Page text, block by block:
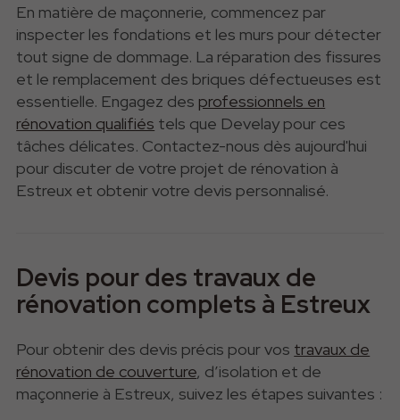
En matière de maçonnerie, commencez par
inspecter les fondations et les murs pour détecter
tout signe de dommage. La réparation des fissures
et le remplacement des briques défectueuses est
essentielle. Engagez des professionnels en
rénovation qualifiés tels que Develay pour ces
tâches délicates. Contactez-nous dès aujourd'hui
pour discuter de votre projet de rénovation à
Estreux et obtenir votre devis personnalisé.
Devis pour des travaux de
rénovation complets à Estreux
Pour obtenir des devis précis pour vos travaux de
rénovation de couverture, d’isolation et de
maçonnerie à Estreux, suivez les étapes suivantes :